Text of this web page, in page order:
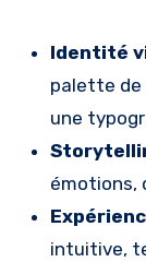
Identité
palette de
une
émotions,
intuitive,